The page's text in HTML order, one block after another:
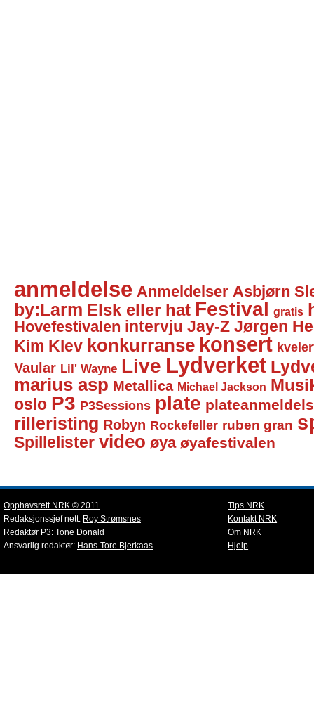
anmeldelse Anmeldelser Asbjørn
by:Larm Elsk eller hat Festival gratis
Hovefestivalen intervju Jay-Z Jørgen
Kim Klev konkurranse konsert
Vaular Lil' Wayne Live Lydverket
marius asp Metallica Michael Jackson
oslo P3 P3Sessions plate
rilleristing Robyn Rockefeller ruben gran
Spillelister video øya øyafestivalen
Opphavsrett NRK © 2011
Redaksjonssjef nett: Roy Strømsnes
Redaktør P3: Tone Donald
Ansvarlig redaktør: Hans-Tore Bjerkaas
Tips NRK
Kontakt NRK
Om NRK
Hjelp